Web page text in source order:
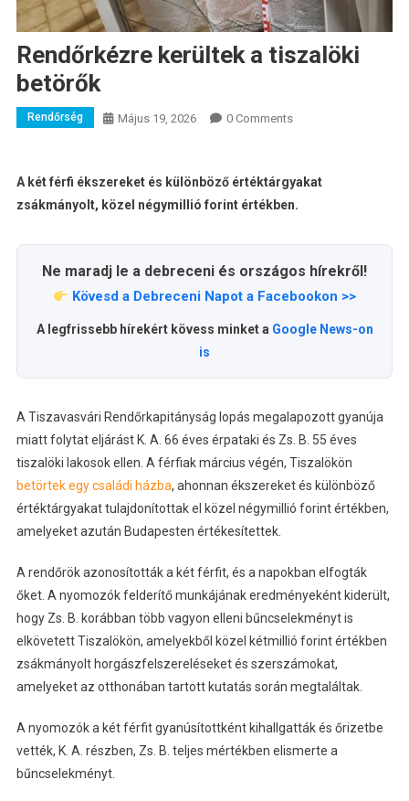
Rendőrkézre kerültek a tiszalöki
betörők
Rendőrség Május 19, 2026 0 Comments
A két férfi ékszereket és különböző értéktárgyakat
zsákmányolt, közel négymillió forint értékben.
Ne maradj le a debreceni és országos hírekről!
Kövesd a Debreceni Napot a Facebookon >>
A legfrissebb hírekért kövess minket a Google News-on
is
A Tiszavasvári Rendőrkapitányság lopás megalapozott gyanúja
miatt folytat eljárást K. A. 66 éves érpataki és Zs. B. 55 éves
tiszalöki lakosok ellen. A férfiak március végén, Tiszalökön
betörtek egy családi házba, ahonnan ékszereket és különböző
értéktárgyakat tulajdonítottak el közel négymillió forint értékben,
amelyeket azután Budapesten értékesítettek.
A rendőrök azonosították a két férfit, és a napokban elfogták
őket. A nyomozók felderítő munkájának eredményeként kiderült,
hogy Zs. B. korábban több vagyon elleni bűncselekményt is
elkövetett Tiszalökön, amelyekből közel kétmillió forint értékben
zsákmányolt horgászfelszereléseket és szerszámokat,
amelyeket az otthonában tartott kutatás során megtaláltak.
A nyomozók a két férfit gyanúsítottként kihallgatták és őrizetbe
vették, K. A. részben, Zs. B. teljes mértékben elismerte a
bűncselekményt.